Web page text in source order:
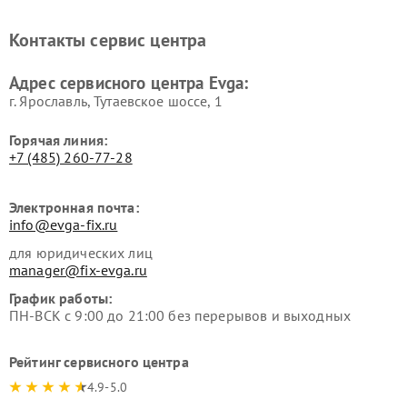
Контакты сервис центра
Адрес сервисного центра Evga:
г. Ярославль, Тутаевское шоссе, 1
Горячая линия:
+7 (485) 260-77-28
Электронная почта:
info@evga-fix.ru
для юридических лиц
manager@fix-evga.ru
График работы:
ПН-ВСК с 9:00 до 21:00 без перерывов и выходных
Рейтинг сервисного центра
4.9-5.0